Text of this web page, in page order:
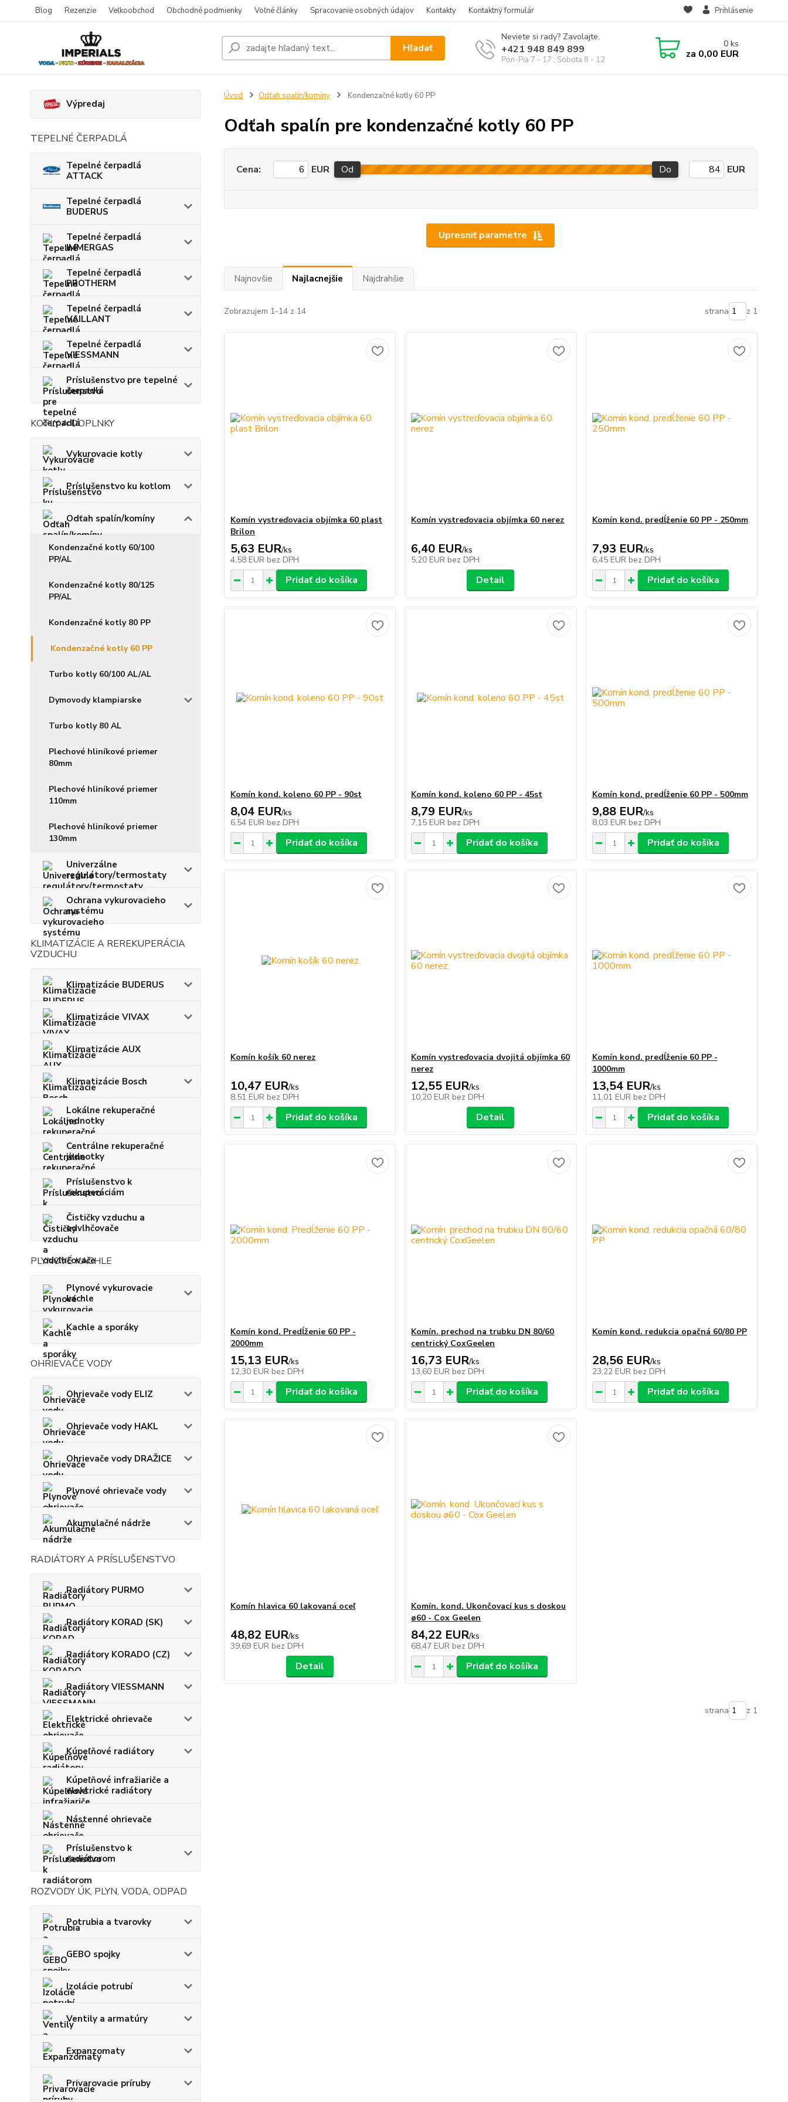
Blog Rezenzie Veľkoobchod Obchodné podmienky Voľné články Spracovanie osobných údajov Kontakty Kontaktný formulár Prihlásenie
Hľadať
Neviete si rady? Zavolajte.
+421 948 849 899
Pon-Pia 7 - 17 ; Sobota 8 - 12
0 ks
za 0,00 EUR
Výpredaj
TEPELNÉ ČERPADLÁ
Tepelné čerpadlá
ATTACK
Tepelné čerpadlá
BUDERUS
Tepelné čerpadlá
IMMERGAS
Tepelné čerpadlá
PROTHERM
Tepelné čerpadlá
VAILLANT
Tepelné čerpadlá
VIESSMANN
Príslušenstvo pre tepelné
čerpadlá
KOTLY A DOPLNKY
Vykurovacie kotly
Príslušenstvo ku kotlom
Odťah spalín/komíny
Kondenzačné kotly 60/100
PP/AL
Kondenzačné kotly 80/125
PP/AL
Kondenzačné kotly 80 PP
Kondenzačné kotly 60 PP
Turbo kotly 60/100 AL/AL
Dymovody klampiarske
Turbo kotly 80 AL
Plechové hliníkové priemer
80mm
Plechové hliníkové priemer
110mm
Plechové hliníkové priemer
130mm
Univerzálne
regulátory/termostaty
Ochrana vykurovacieho
systému
KLIMATIZÁCIE A REREKUPERÁCIA
VZDUCHU
Klimatizácie BUDERUS
Klimatizácie VIVAX
Klimatizácie AUX
Klimatizácie Bosch
Lokálne rekuperačné
jednotky
Centrálne rekuperačné
jednotky
Príslušenstvo k
rekuperáciám
Čističky vzduchu a
odvlhčovače
PLYNOVÉ KACHLE
Plynové vykurovacie
kachle
Kachle a sporáky
OHRIEVAČE VODY
Ohrievače vody ELIZ
Ohrievače vody HAKL
Ohrievače vody DRAŽICE
Plynové ohrievače vody
Akumulačné nádrže
RADIÁTORY A PRÍSLUŠENSTVO
Radiátory PURMO
Radiátory KORAD (SK)
Radiátory KORADO (CZ)
Radiátory VIESSMANN
Elektrické ohrievače
Kúpeľňové radiátory
Kúpeľňové infražiariče a
elektrické radiátory
Nástenné ohrievače
Príslušenstvo k
radiátorom
ROZVODY ÚK, PLYN, VODA, ODPAD
Potrubia a tvarovky
GEBO spojky
Izolácie potrubí
Ventily a armatúry
Expanzomaty
Privarovacie príruby
Úvod Odťah spalín/komíny Kondenzačné kotly 60 PP
Odťah spalín pre kondenzačné kotly 60 PP
Upresniť parametre
Cena: EUR Od Do EUR
Najnovšie Najlacnejšie Najdrahšie
Zobrazujem 1-14 z 14 strana z 1
Komín vystreďovacia objímka 60 plast
Brilon
5,63 EUR/ks
4,58 EUR bez DPH
Pridať do košíka
Komín vystreďovacia objímka 60 nerez
6,40 EUR/ks
5,20 EUR bez DPH
Detail
Komín kond. predĺženie 60 PP - 250mm
7,93 EUR/ks
6,45 EUR bez DPH
Pridať do košíka
Komín kond. koleno 60 PP - 90st
8,04 EUR/ks
6,54 EUR bez DPH
Pridať do košíka
Komín kond. koleno 60 PP - 45st
8,79 EUR/ks
7,15 EUR bez DPH
Pridať do košíka
Komín kond. predĺženie 60 PP - 500mm
9,88 EUR/ks
8,03 EUR bez DPH
Pridať do košíka
Komín košík 60 nerez
10,47 EUR/ks
8,51 EUR bez DPH
Pridať do košíka
Komín vystreďovacia dvojitá objímka 60
nerez
12,55 EUR/ks
10,20 EUR bez DPH
Detail
Komín kond. predĺženie 60 PP -
1000mm
13,54 EUR/ks
11,01 EUR bez DPH
Pridať do košíka
Komín kond. Predĺženie 60 PP -
2000mm
15,13 EUR/ks
12,30 EUR bez DPH
Pridať do košíka
Komín. prechod na trubku DN 80/60
centrický CoxGeelen
16,73 EUR/ks
13,60 EUR bez DPH
Pridať do košíka
Komín kond. redukcia opačná 60/80 PP
28,56 EUR/ks
23,22 EUR bez DPH
Pridať do košíka
Komín hlavica 60 lakovaná oceľ
48,82 EUR/ks
39,69 EUR bez DPH
Detail
Komín. kond. Ukončovací kus s doskou
ø60 - Cox Geelen
84,22 EUR/ks
68,47 EUR bez DPH
Pridať do košíka
strana z 1